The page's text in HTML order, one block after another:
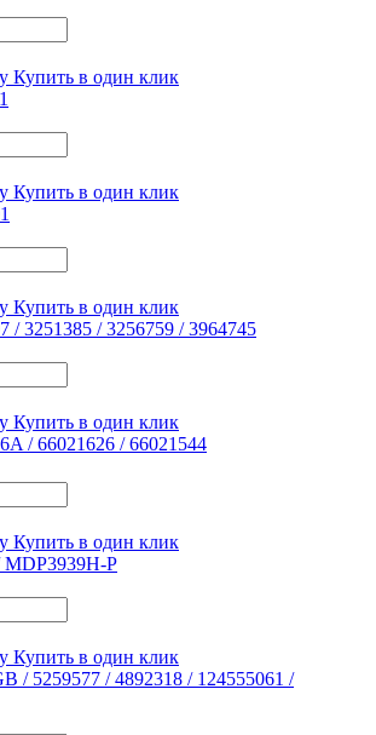
Купить в один клик
Купить в один клик
Купить в один клик
/ 3251385 / 3256759 / 3964745
Купить в один клик
/ 66021626 / 66021544
Купить в один клик
MDP3939H-P
Купить в один клик
/ 5259577 / 4892318 / 124555061 /